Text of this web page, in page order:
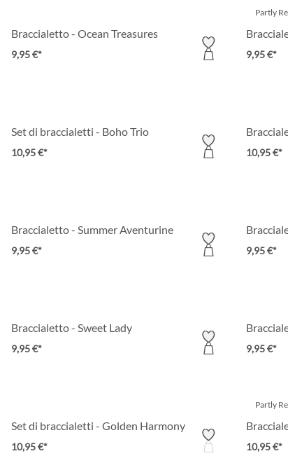
Braccialetto - Ocean Treasures
9,95 €*
Partly
9,95 €*
Set di braccialetti - Boho Trio
10,95 €* 10,95 €*
Braccialetto - Summer Aventurine
9,95 €* 9,95 €*
Braccialetto - Sweet Lady
9,95 €* 9,95 €*
Set di braccialetti - Golden Harmony
10,95 €*
Partly
10,95 €*